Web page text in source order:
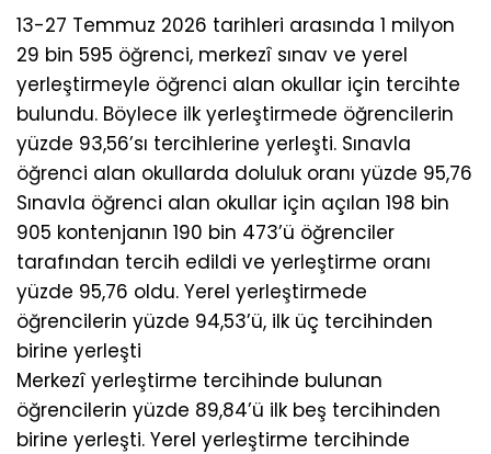
13-27 Temmuz 2026 tarihleri arasında 1 milyon
29 bin 595 öğrenci, merkezî sınav ve yerel
yerleştirmeyle öğrenci alan okullar için tercihte
bulundu. Böylece ilk yerleştirmede öğrencilerin
yüzde 93,56’sı tercihlerine yerleşti. Sınavla
öğrenci alan okullarda doluluk oranı yüzde 95,76
Sınavla öğrenci alan okullar için açılan 198 bin
905 kontenjanın 190 bin 473’ü öğrenciler
tarafından tercih edildi ve yerleştirme oranı
yüzde 95,76 oldu. Yerel yerleştirmede
öğrencilerin yüzde 94,53’ü, ilk üç tercihinden
birine yerleşti
Merkezî yerleştirme tercihinde bulunan
öğrencilerin yüzde 89,84’ü ilk beş tercihinden
birine yerleşti. Yerel yerleştirme tercihinde